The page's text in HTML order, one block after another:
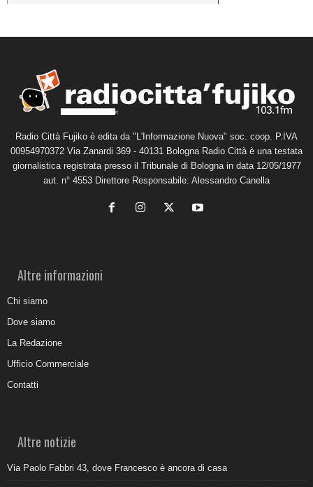
Radio Città Fujiko è edita da "L'Informazione Nuova" soc. coop. P.IVA
00954970372 Via Zanardi 369 - 40131 Bologna Radio Città è una testata
giornalistica registrata presso il Tribunale di Bologna in data 12/05/1977
aut. n° 4553 Direttore Responsabile: Alessandro Canella
Altre informazioni
Chi siamo
Dove siamo
La Redazione
Ufficio Commerciale
Contatti
Altre notizie
Via Paolo Fabbri 43, dove Francesco è ancora di casa